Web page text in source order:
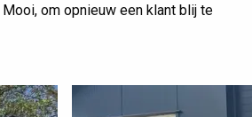
om opnieuw een klant blij te
voor Aerestech